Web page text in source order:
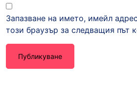
Запазване на името, имейл
този браузър за следващия път